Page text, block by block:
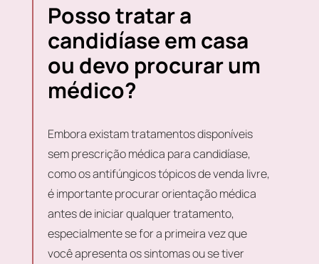
Posso tratar a
candidíase em casa
ou devo procurar um
médico?
Embora existam tratamentos disponíveis
sem prescrição médica para candidíase,
como os antifúngicos tópicos de venda livre,
é importante procurar orientação médica
antes de iniciar qualquer tratamento,
especialmente se for a primeira vez que
você apresenta os sintomas ou se tiver